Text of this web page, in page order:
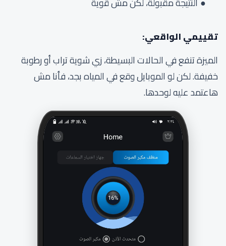
تقييمي الواقعي:
الميزة تنفع في الحالات البسيطة، زي شوية تراب أو رطوبة
خفيفة. لكن لو الموبايل وقع في المياه بجد، فأنا مش
هاعتمد عليه لوحدها.